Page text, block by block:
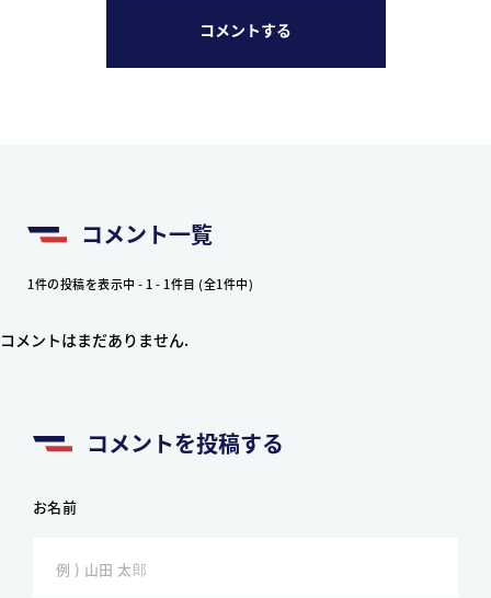
コメントする
コメント一覧
1件の投稿を表示中 - 1 - 1件目 (全1件中)
コメントはまだありません.
コメントを投稿する
お名前